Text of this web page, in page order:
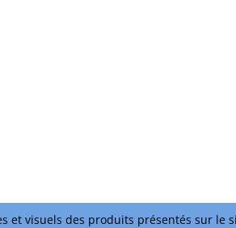
et visuels des produits présentés sur le